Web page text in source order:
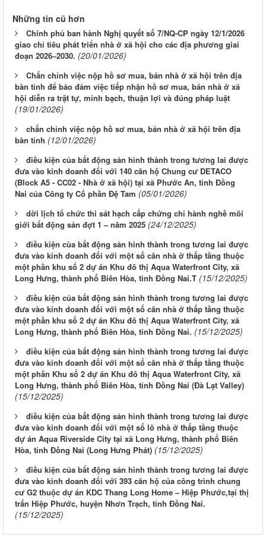
Những tin cũ hơn
Chính phủ ban hành Nghị quyết số 7/NQ-CP ngày 12/1/2026
giao chỉ tiêu phát triển nhà ở xã hội cho các địa phương giai
đoạn 2026–2030. (20/01/2026)
Chấn chỉnh việc nộp hồ sơ mua, bán nhà ở xã hội trên địa
bàn tỉnh để bảo đảm việc tiếp nhận hồ sơ mua, bán nhà ở xã
hội diễn ra trật tự, minh bạch, thuận lợi và đúng pháp luật
(19/01/2026)
chấn chỉnh việc nộp hồ sơ mua, bán nhà ở xã hội trên địa
bàn tỉnh (12/01/2026)
điều kiện của bất động sản hình thành trong tương lai được
đưa vào kinh doanh đối với 140 căn hộ Chung cư DETACO
(Block A5 - CC02 - Nhà ở xã hội) tại xã Phước An, tỉnh Đồng
Nai của Công ty Cổ phần Đệ Tam (05/01/2026)
dời lịch tổ chức thi sát hạch cấp chứng chỉ hành nghề môi
giới bất động sản đợt 1 – năm 2025 (24/12/2025)
điều kiện cùa bất động sản hình thành trong tương lai được
đưa vào kinh doanh đối với một số căn nhà ờ thấp tầng thuộc
một phần khu số 2 dự án Khu đô thị Aqua Waterfront City, xã
Long Hưng, thành phố Biên Hòa, tinh Đồng Nai.T (15/12/2025)
điều kiện của bất động sản hình thành trong tương lai được
đưa vào kinh doanh đối với một số căn nhà ở thấp tầng thuộc
một phần khu số 2 dự án Khu đô thị Aqua Waterfront City, xã
Long Hưng, thành phố Biên Hòa, tỉnh Đồng Nai. (15/12/2025)
điều kiện của bất động sản hình thành trong tương lai được
đưa vào kinh doanh đối với một số căn nhà ở thấp tầng thuộc
một phần Khu số 2 dự án Khu đô thị Aqua Waterfront City, xã
Long Hưng, thành phố Biên Hòa, tỉnh Đồng Nai (Đà Lạt Valley)
(15/12/2025)
điều kiện của bất động sản hình thành trong tương lai được
đưa vào kinh doanh đối với một số lô nhà ở thấp tầng thuộc
dự án Aqua Riverside City tại xã Long Hưng, thành phố Biên
Hòa, tỉnh Đồng Nai (Long Hưng Phát) (15/12/2025)
điều kiện của bất động sản hình thành trong tương lai được
đưa vào kinh doanh đối với 393 căn hộ của công trình chung
cư G2 thuộc dự án KDC Thang Long Home – Hiệp Phước,tại thị
trấn Hiệp Phước, huyện Nhơn Trạch, tỉnh Đồng Nai.
(15/12/2025)
LỊCH CÔNG TÁC CỦA LÃNH ĐẠO SỞ XÂY DỰNG (Từ ngày
03/8 đến ngày 08/8/2026)
THÔNG BÁO LỊCH CÔNG TÁC CỦA LÃNH ĐẠO SỞ XÂY
DỰNG (Từ ngày 27/7 đến ngày 31/7/2026)